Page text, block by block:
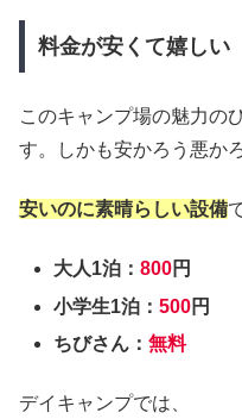
料金が安くて嬉しい
このキャンプ場の魅力の
す。しかも安かろう悪か
安いのに素晴らしい設備
大人1泊：800円
小学生1泊：500円
ちびさん：無料
デイキャンプでは、